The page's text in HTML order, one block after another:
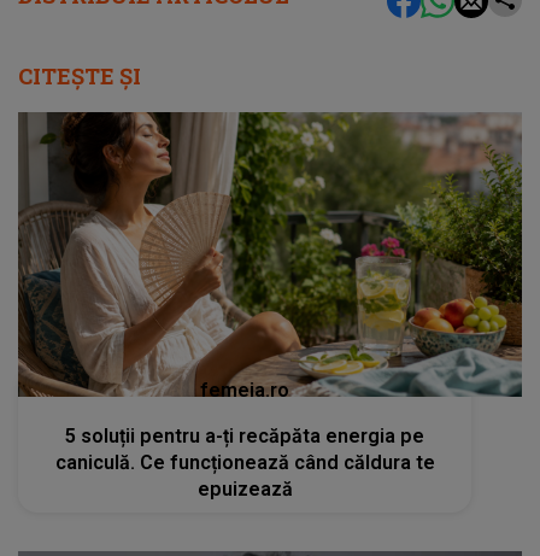
CITEȘTE ȘI
femeia.ro
5 soluții pentru a-ți recăpăta energia pe
caniculă. Ce funcționează când căldura te
epuizează